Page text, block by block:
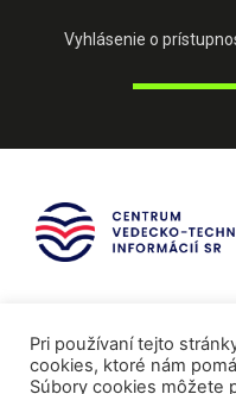
Vyhlásenie o
Pri používaní tejto
cookies, ktoré nám
Súbory cookies môžete